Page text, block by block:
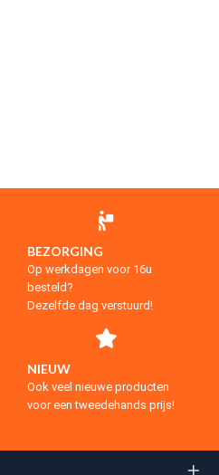
BEZORGING
Op werkdagen voor 16u
besteld?
Dezelfde dag verstuurd!
NIEUW
Ook veel nieuwe producten
voor een tweedehands prijs!